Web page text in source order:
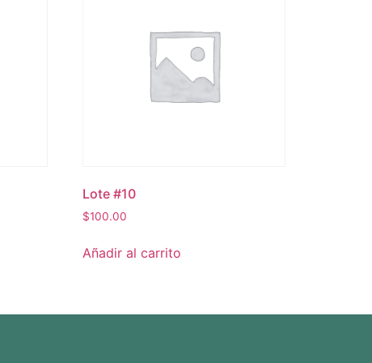
Lote #10
$100.00
Añadir al carrito